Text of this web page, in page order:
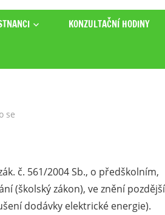
KONZULTAČNÍ HODINY
se
č. 561/2004 Sb., o předškolním,
(školský zákon), ve znění
dodávky elektrické energie).